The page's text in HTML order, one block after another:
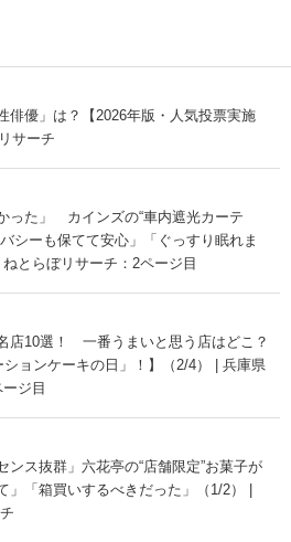
俳優」は？【2026年版・人気投票実施
サーチ
った」 カインズの“車内遮光カーテ
シーも保てて安心」「ぐっすり眠れま
とらぼリサーチ：2ページ目
店10選！ 一番うまいと思う店はどこ？
ションケーキの日」！】（2/4） | 兵庫県
ジ目
ンス抜群」六花亭の“店舗限定”お菓子が
「箱買いするべきだった」（1/2） |